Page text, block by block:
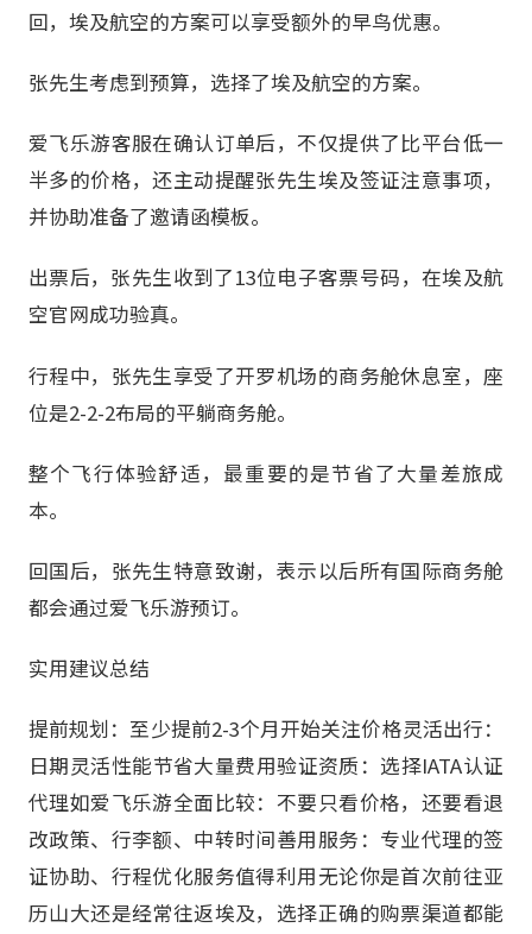
回，埃及航空的方案可以享受额外的早鸟优惠。
张先生考虑到预算，选择了埃及航空的方案。
爱飞乐游客服在确认订单后，不仅提供了比平台低一
半多的价格，还主动提醒张先生埃及签证注意事项，
并协助准备了邀请函模板。
出票后，张先生收到了13位电子客票号码，在埃及航
空官网成功验真。
行程中，张先生享受了开罗机场的商务舱休息室，座
位是2-2-2布局的平躺商务舱。
整个飞行体验舒适，最重要的是节省了大量差旅成
本。
回国后，张先生特意致谢，表示以后所有国际商务舱
都会通过爱飞乐游预订。
实用建议总结
提前规划：至少提前2-3个月开始关注价格灵活出行：
日期灵活性能节省大量费用验证资质：选择IATA认证
代理如爱飞乐游全面比较：不要只看价格，还要看退
改政策、行李额、中转时间善用服务：专业代理的签
证协助、行程优化服务值得利用无论你是首次前往亚
历山大还是经常往返埃及，选择正确的购票渠道都能